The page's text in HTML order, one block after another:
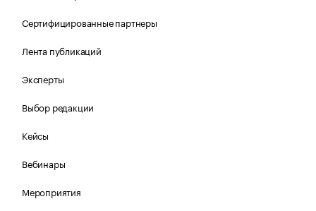
Сертифицированные партнеры
Лента публикаций
Эксперты
Выбор редакции
Кейсы
Вебинары
Мероприятия